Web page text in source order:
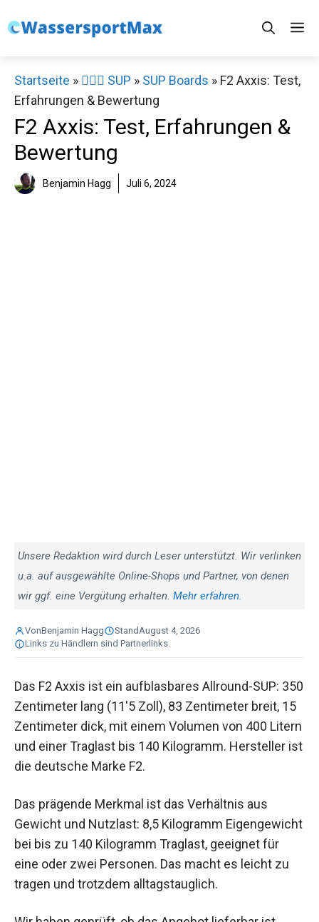
Inhalt
Startseite » 🏄‍♀️🛶 SUP » SUP Boards » F2 Axxis: Test,
Erfahrungen & Bewertung
F2 Axxis: Test, Erfahrungen &
Bewertung
Benjamin Hagg Juli 6, 2024
Unsere Redaktion wird durch Leser unterstützt. Wir verlinken
u.a. auf ausgewählte Online-Shops und Partner, von denen
wir ggf. eine Vergütung erhalten. Mehr erfahren.
VonBenjamin Hagg StandAugust 4, 2026
Links zu Händlern sind Partnerlinks.
Das F2 Axxis ist ein aufblasbares Allround-SUP: 350
Zentimeter lang (11'5 Zoll), 83 Zentimeter breit, 15
Zentimeter dick, mit einem Volumen von 400 Litern
und einer Traglast bis 140 Kilogramm. Hersteller ist
die deutsche Marke F2.
Das prägende Merkmal ist das Verhältnis aus
Gewicht und Nutzlast: 8,5 Kilogramm Eigengewicht
bei bis zu 140 Kilogramm Traglast, geeignet für
eine oder zwei Personen. Das macht es leicht zu
tragen und trotzdem alltagstauglich.